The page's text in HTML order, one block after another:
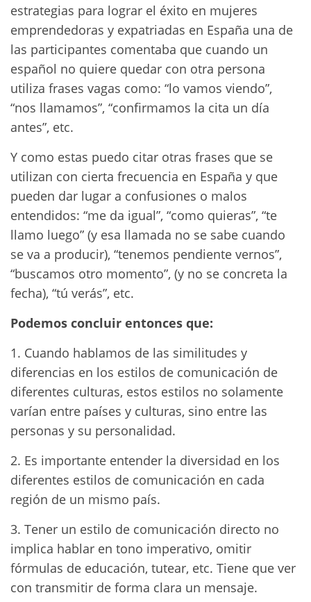
estrategias para lograr el éxito en mujeres
emprendedoras y expatriadas en España una de
las participantes comentaba que cuando un
español no quiere quedar con otra persona
utiliza frases vagas como: “lo vamos viendo”,
“nos llamamos”, “confirmamos la cita un día
antes”, etc.
Y como estas puedo citar otras frases que se
utilizan con cierta frecuencia en España y que
pueden dar lugar a confusiones o malos
entendidos: “me da igual”, “como quieras”, “te
llamo luego” (y esa llamada no se sabe cuando
se va a producir), “tenemos pendiente vernos”,
“buscamos otro momento”, (y no se concreta la
fecha), “tú verás”, etc.
Podemos concluir entonces que:
1. Cuando hablamos de las similitudes y
diferencias en los estilos de comunicación de
diferentes culturas, estos estilos no solamente
varían entre países y culturas, sino entre las
personas y su personalidad.
2. Es importante entender la diversidad en los
diferentes estilos de comunicación en cada
región de un mismo país.
3. Tener un estilo de comunicación directo no
implica hablar en tono imperativo, omitir
fórmulas de educación, tutear, etc. Tiene que ver
con transmitir de forma clara un mensaje.